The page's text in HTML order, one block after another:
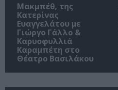
Μακμπέθ, της
Κατερίνας
Ευαγγελάτου με
Γιώργο Γάλλο &
Καρυοφυλλιά
Καραμπέτη στο
Θέατρο Βασιλάκου